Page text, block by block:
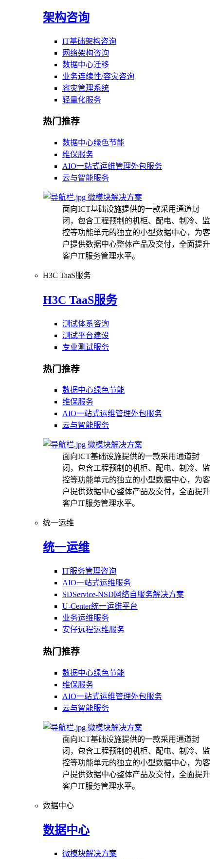
架构咨询
IT基础架构咨询
网络架构咨询
数据中心迁移
业务连续性/容灾咨询
容灾管理系统
轻量化服务
热门推荐
数据中心绿色节能
维保服务
AIO一站式运维管理外包服务
云与智能服务
微模块解决方案
面向ICT基础设施提供的一款采用通道封
闭，包含工程预制的机柜、配电、制冷、监
控等功能单元的独立的小型数据中心，为客
户提供数据中心整体产品及交付，全面提升
客户IT服务管理水平。
H3C TaaS服务
H3C TaaS服务
测试体系咨询
测试平台建设
专业测试服务
热门推荐
数据中心绿色节能
维保服务
AIO一站式运维管理外包服务
云与智能服务
微模块解决方案
面向ICT基础设施提供的一款采用通道封
闭，包含工程预制的机柜、配电、制冷、监
控等功能单元的独立的小型数据中心，为客
户提供数据中心整体产品及交付，全面提升
客户IT服务管理水平。
统一运维
统一运维
IT服务管理咨询
AIO一站式运维服务
SDService-NSD网络自服务解决方案
U-Center统一运维平台
业务运维服务
安仔远程运维服务
热门推荐
数据中心绿色节能
维保服务
AIO一站式运维管理外包服务
云与智能服务
微模块解决方案
面向ICT基础设施提供的一款采用通道封
闭，包含工程预制的机柜、配电、制冷、监
控等功能单元的独立的小型数据中心，为客
户提供数据中心整体产品及交付，全面提升
客户IT服务管理水平。
数据中心
数据中心
微模块解决方案